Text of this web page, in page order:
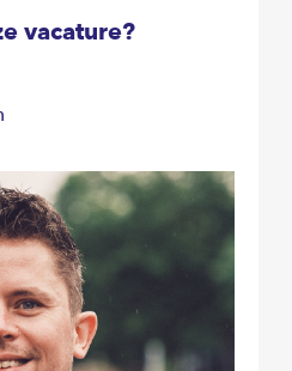
vacature?